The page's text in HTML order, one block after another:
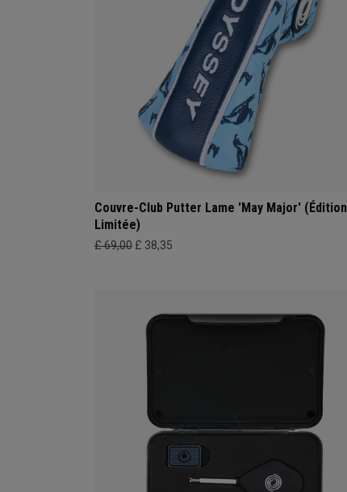
Couvre-Club Putter Lame 'May Major' (Édition
Limitée)
£ 69,00 £ 38,35